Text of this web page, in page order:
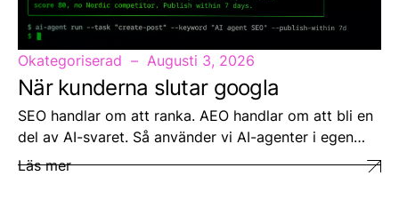
Okategoriserad Augusti 3, 2026
När kunderna slutar googla
SEO handlar om att ranka. AEO handlar om att bli en
del av AI-svaret. Så använder vi AI-agenter i egen…
Läs mer